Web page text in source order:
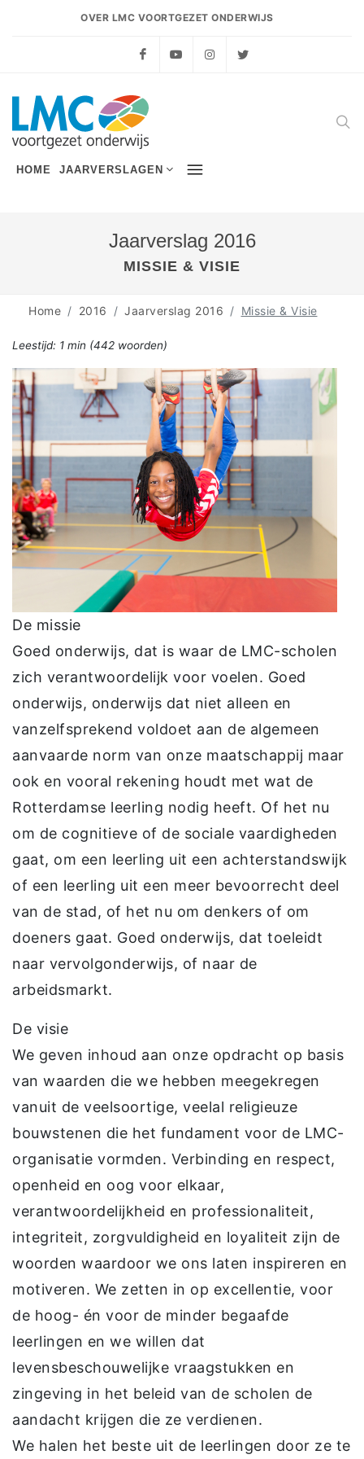
OVER LMC VOORTGEZET ONDERWIJS
FacebookYouTubeInstagram
HOME JAARVERSLAGEN
Jaarverslag 2016
MISSIE & VISIE
Home 2016 Jaarverslag 2016 Missie & Visie
Leestijd: 1 min (442 woorden)
De missie
Goed onderwijs, dat is waar de LMC-scholen
zich verantwoordelijk voor voelen. Goed
onderwijs, onderwijs dat niet alleen en
vanzelfsprekend voldoet aan de algemeen
aanvaarde norm van onze maatschappij maar
ook en vooral rekening houdt met wat de
Rotterdamse leerling nodig heeft. Of het nu
om de cognitieve of de sociale vaardigheden
gaat, om een leerling uit een achterstandswijk
of een leerling uit een meer bevoorrecht deel
van de stad, of het nu om denkers of om
doeners gaat. Goed onderwijs, dat toeleidt
naar vervolgonderwijs, of naar de
arbeidsmarkt.
De visie
We geven inhoud aan onze opdracht op basis
van waarden die we hebben meegekregen
vanuit de veelsoortige, veelal religieuze
bouwstenen die het fundament voor de LMC-
organisatie vormden. Verbinding en respect,
openheid en oog voor elkaar,
verantwoordelijkheid en professionaliteit,
integriteit, zorgvuldigheid en loyaliteit zijn de
woorden waardoor we ons laten inspireren en
motiveren. We zetten in op excellentie, voor
de hoog- én voor de minder begaafde
leerlingen en we willen dat
levensbeschouwelijke vraagstukken en
zingeving in het beleid van de scholen de
aandacht krijgen die ze verdienen.
We halen het beste uit de leerlingen door ze te